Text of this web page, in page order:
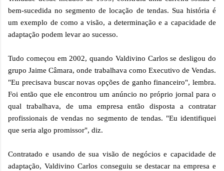
bem-sucedida no segmento de locação de tendas. Sua história é
um exemplo de como a visão, a determinação e a capacidade de
adaptação podem levar ao sucesso.
Tudo começou em 2002, quando Valdivino Carlos se desligou do
grupo Jaime Câmara, onde trabalhava como Executivo de Vendas.
"Eu precisava buscar novas opções de ganho financeiro", lembra.
Foi então que ele encontrou um anúncio no próprio jornal para o
qual trabalhava, de uma empresa então disposta a contratar
profissionais de vendas no segmento de tendas. "Eu identifiquei
que seria algo promissor", diz.
Contratado e usando de sua visão de negócios e capacidade de
adaptação, Valdivino Carlos conseguiu se destacar na empresa e